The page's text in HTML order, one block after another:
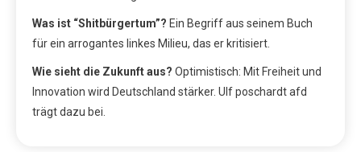
Was ist “Shitbürgertum”? Ein Begriff aus seinem Buch
für ein arrogantes linkes Milieu, das er kritisiert.
Wie sieht die Zukunft aus? Optimistisch: Mit Freiheit und
Innovation wird Deutschland stärker. Ulf poschardt afd
trägt dazu bei.